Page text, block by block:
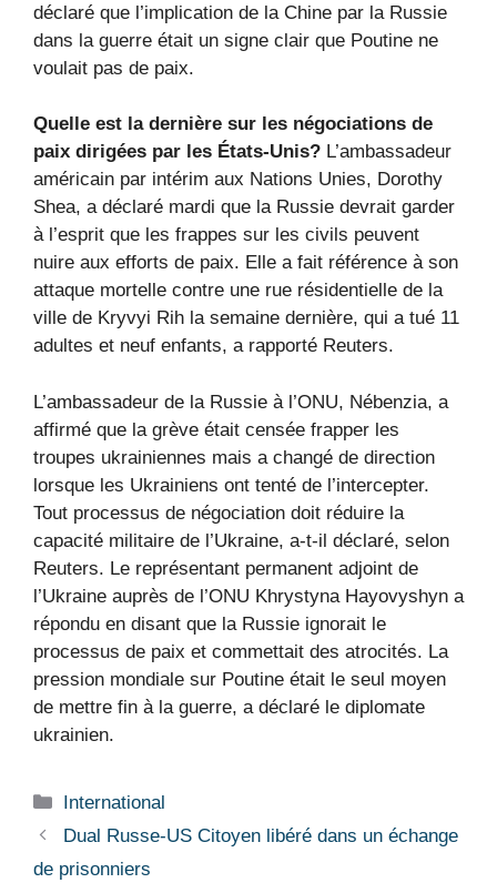
déclaré que l’implication de la Chine par la Russie
dans la guerre était un signe clair que Poutine ne
voulait pas de paix.
Quelle est la dernière sur les négociations de
paix dirigées par les États-Unis? L’ambassadeur
américain par intérim aux Nations Unies, Dorothy
Shea, a déclaré mardi que la Russie devrait garder
à l’esprit que les frappes sur les civils peuvent
nuire aux efforts de paix. Elle a fait référence à son
attaque mortelle contre une rue résidentielle de la
ville de Kryvyi Rih la semaine dernière, qui a tué 11
adultes et neuf enfants, a rapporté Reuters.
L’ambassadeur de la Russie à l’ONU, Nébenzia, a
affirmé que la grève était censée frapper les
troupes ukrainiennes mais a changé de direction
lorsque les Ukrainiens ont tenté de l’intercepter.
Tout processus de négociation doit réduire la
capacité militaire de l’Ukraine, a-t-il déclaré, selon
Reuters. Le représentant permanent adjoint de
l’Ukraine auprès de l’ONU Khrystyna Hayovyshyn a
répondu en disant que la Russie ignorait le
processus de paix et commettait des atrocités. La
pression mondiale sur Poutine était le seul moyen
de mettre fin à la guerre, a déclaré le diplomate
ukrainien.
Catégories
International
Dual Russe-US Citoyen libéré dans un échange
de prisonniers